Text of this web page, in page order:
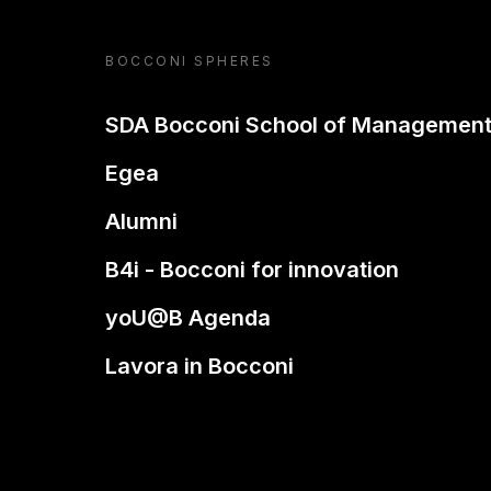
BOCCONI SPHERES
SDA Bocconi School of Management
Egea
Alumni
B4i - Bocconi for innovation
yoU@B Agenda
Lavora in Bocconi